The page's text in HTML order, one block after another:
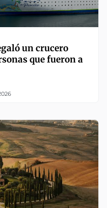
un crucero
que fueron a